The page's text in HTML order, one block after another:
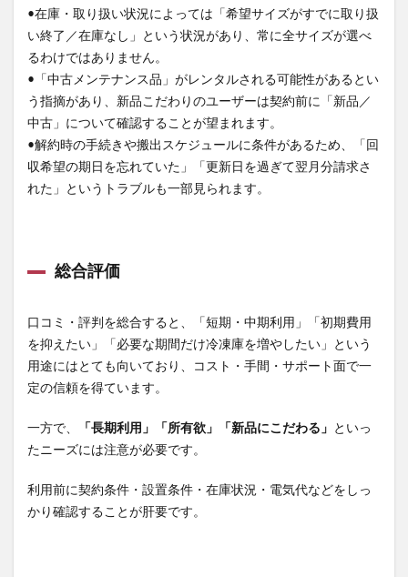
•在庫・取り扱い状況によっては「希望サイズがすでに取り扱
い終了／在庫なし」という状況があり、常に全サイズが選べ
るわけではありません。
•「中古メンテナンス品」がレンタルされる可能性があるとい
う指摘があり、新品こだわりのユーザーは契約前に「新品／
中古」について確認することが望まれます。
•解約時の手続きや搬出スケジュールに条件があるため、「回
収希望の期日を忘れていた」「更新日を過ぎて翌月分請求さ
れた」というトラブルも一部見られます。
総合評価
口コミ・評判を総合すると、「短期・中期利用」「初期費用
を抑えたい」「必要な期間だけ冷凍庫を増やしたい」という
用途にはとても向いており、コスト・手間・サポート面で一
定の信頼を得ています。
一方で、 「長期利用」「所有欲」「新品にこだわる」
といっ
たニーズには注意が必要です。
利用前に契約条件・設置条件・在庫状況・電気代などをしっ
かり確認することが肝要です。